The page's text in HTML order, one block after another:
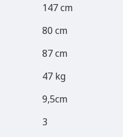
147 cm
80 cm
87 cm
47 kg
9,5cm
3